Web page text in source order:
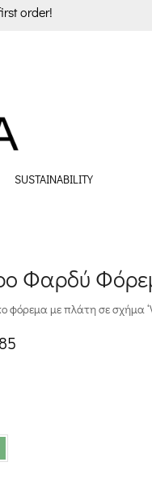
order!
SUSTAINABILITY
Φαρδύ
φόρεμα με πλάτη σε σχήμα